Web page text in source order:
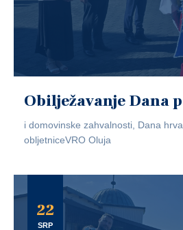
Obilježavanje Dana
i domovinske zahvalnosti, Dana
obljetniceVRO Oluja
22
SRP